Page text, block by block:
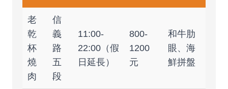
老
乾
杯
燒
肉
信
義
路
五
段
11:00-
22:00（假
日延長）
800-
1200
元
和牛肋
眼、海
鮮拼盤